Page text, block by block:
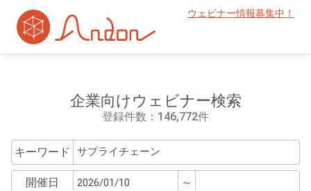
ウェビナー情報募集中！
企業向けウェビナー検索
登録件数：146,772件
キーワード
開催日 ～